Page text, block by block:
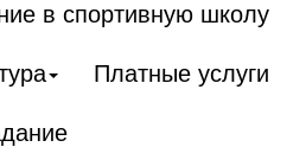
в спортивную школу
Платные услуги